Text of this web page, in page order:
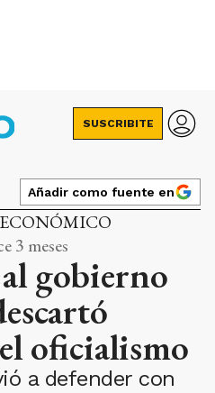
SUSCRIBITE
Añadir como fuente en
3 meses
gobierno
oficialismo
a defender con